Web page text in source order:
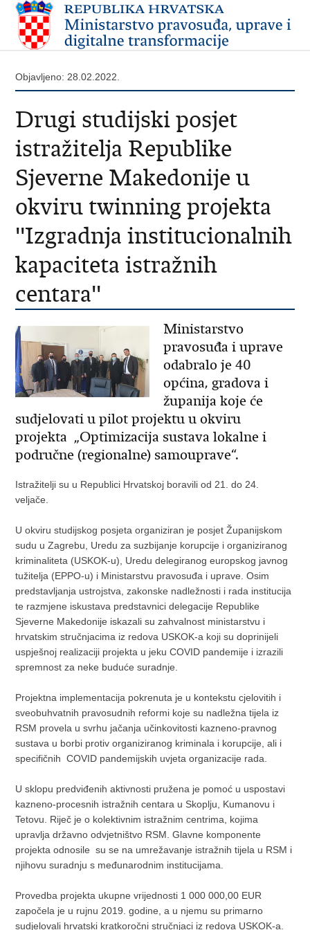
Objavljeno: 28.02.2022.
Drugi studijski posjet
istražitelja Republike
Sjeverne Makedonije u
okviru twinning projekta
''Izgradnja institucionalnih
kapaciteta istražnih
centara''
Ministarstvo
pravosuđa i uprave
odabralo je 40
općina, gradova i
županija koje će
sudjelovati u pilot projektu u okviru
projekta „Optimizacija sustava lokalne i
područne (regionalne) samouprave“.
Istražitelji su u Republici Hrvatskoj boravili od 21. do 24.
veljače.
U okviru studijskog posjeta organiziran je posjet Županijskom
sudu u Zagrebu, Uredu za suzbijanje korupcije i organiziranog
kriminaliteta (USKOK-u), Uredu delegiranog europskog javnog
tužitelja (EPPO-u) i Ministarstvu pravosuđa i uprave. Osim
predstavljanja ustrojstva, zakonske nadležnosti i rada institucija
te razmjene iskustava predstavnici delegacije Republike
Sjeverne Makedonije iskazali su zahvalnost ministarstvu i
hrvatskim stručnjacima iz redova USKOK-a koji su doprinijeli
uspješnoj realizaciji projekta u jeku COVID pandemije i izrazili
spremnost za neke buduće suradnje.
Projektna implementacija pokrenuta je u kontekstu cjelovitih i
sveobuhvatnih pravosudnih reformi koje su nadležna tijela iz
RSM provela u svrhu jačanja učinkovitosti kazneno-pravnog
sustava u borbi protiv organiziranog kriminala i korupcije, ali i
specifičnih COVID pandemijskih uvjeta organizacije rada.
U sklopu predviđenih aktivnosti pružena je pomoć u uspostavi
kazneno-procesnih istražnih centara u Skoplju, Kumanovu i
Tetovu. Riječ je o kolektivnim istražnim centrima, kojima
upravlja državno odvjetništvo RSM. Glavne komponente
projekta odnosile su se na umrežavanje istražnih tijela u RSM i
njihovu suradnju s međunarodnim institucijama.
Provedba projekta ukupne vrijednosti 1 000 000,00 EUR
započela je u rujnu 2019. godine, a u njemu su primarno
sudjelovali hrvatski kratkoročni stručnjaci iz redova USKOK-a.